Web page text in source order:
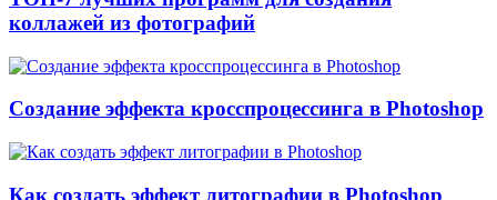
коллажей из фотографий
Создание эффекта кросспроцессинга в Photoshop
Как создать эффект литографии в Photoshop